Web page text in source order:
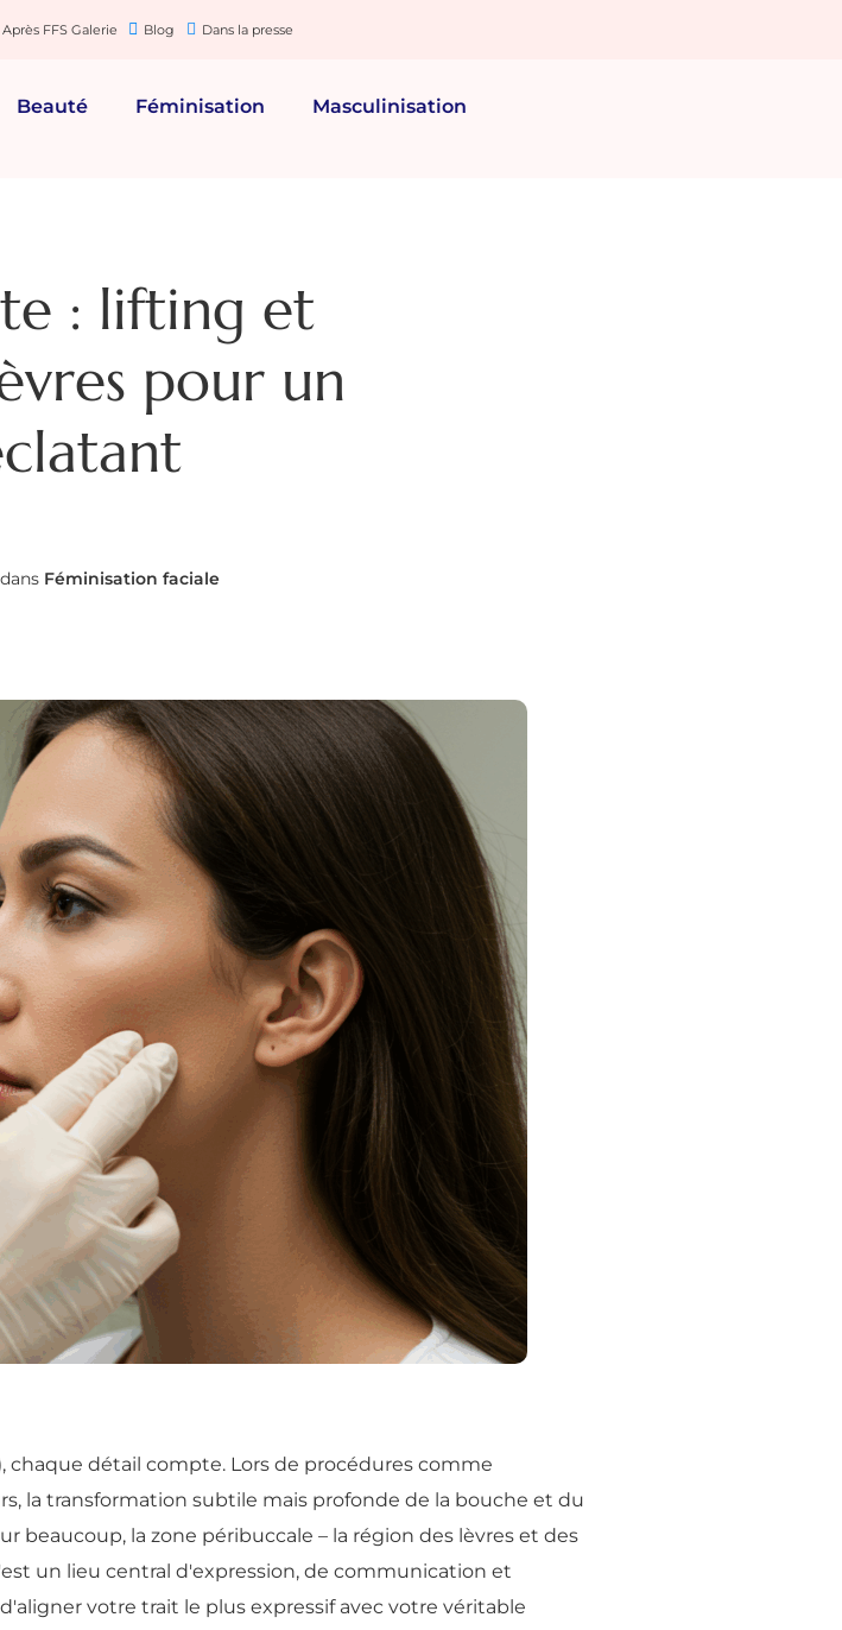
FFS Galerie Blog Dans la presse
Beauté Féminisation Masculinisation
: lifting et
pour un
dans Féminisation faciale
chaque détail compte. Lors de procédures comme
la transformation subtile mais profonde de la bouche et du
la zone péribuccale – la région des lèvres et des
un lieu central d'expression, de communication et
votre trait le plus expressif avec votre véritable